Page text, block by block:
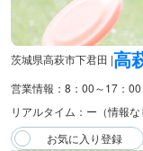
茨城県高萩市下君田 |高
営業情報：8：00～17：00
リアルタイム：ー（情報な